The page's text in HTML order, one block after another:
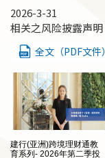
2026-3-31
相关之风险披露声明
全文（PDF文件）
建行(亚洲)跨境理财通教
育系列- 2026年第二季投